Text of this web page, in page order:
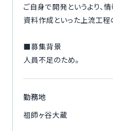
今すぐ無料で登録
ご自身で開発というより、
資料作成といった上流工程
■募集背景
人員不足のため。
勤務地
祖師ヶ谷大蔵